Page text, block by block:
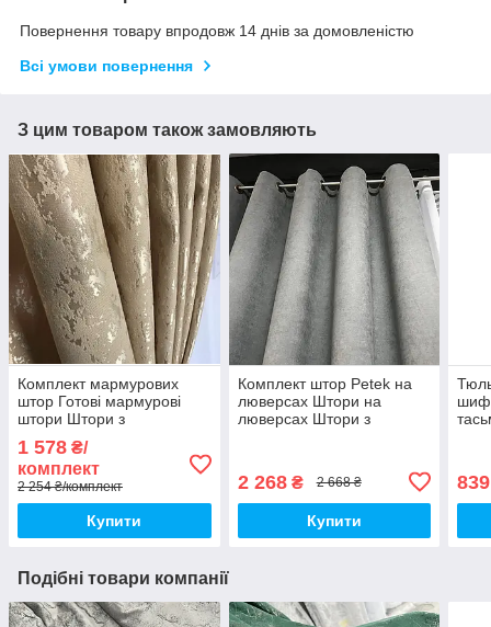
Повернення товару впродовж 14 днів за домовленістю
Всі умови повернення
З цим товаром також замовляють
Комплект мармурових
штор Готові мармурові
штори Штори з
200х270 Колір Бежевий
1 578 ₴/
комплект
2 254 ₴/комплект
Купити
Комплект штор Petek на
люверсах Штори на
люверсах Штори з
2 268₴ 2 668 ₴
Купити
839
Подібні товари компанії